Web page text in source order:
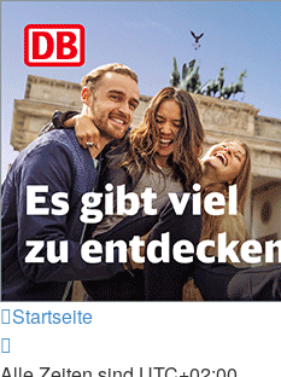
Startseite